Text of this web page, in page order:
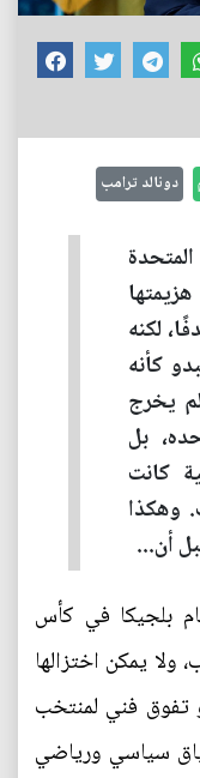
دونالد ترامب
لكنه
كأنه
يخرج
بل
كانت
وهكذا
أن...
بلجيكا في كأس
ولا يمكن اختزالها
تفوق فني لمنتخب
سياسي ورياضي